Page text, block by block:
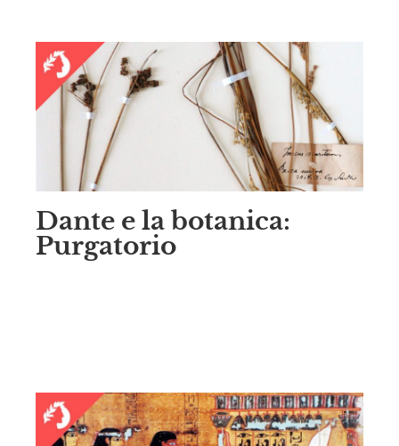
Dante e la botanica:
Purgatorio